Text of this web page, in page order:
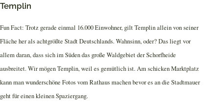
Templin
Fun Fact: Trotz gerade einmal 16.000 Einwohner, gilt Templin allein von seiner
Fläche her als achtgrößte Stadt Deutschlands. Wahnsinn, oder? Das liegt vor
allem daran, dass sich im Süden das große Waldgebiet der Schorfheide
ausbreitet. Wir mögen Templin, weil es gemütlich ist. Am schicken Marktplatz
kann man wunderschöne Fotos vom Rathaus machen bevor es an die Stadtmauer
geht für einen kleinen Spaziergang.